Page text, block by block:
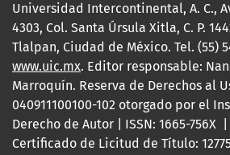
Universidad Intercontinental, A. C.,
4303, Col. Santa Úrsula Xitla, C. P.
Tlalpan, Ciudad de México. Tel. (55)
www.uic.mx. Editor responsable:
Marroquín. Reserva de Derechos al
040911100100-102 otorgado por el
Derecho de Autor | ISSN: 1665-756X
Certificado de Licitud de Título: